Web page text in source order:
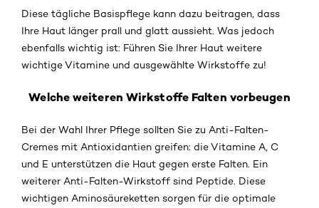
Diese tägliche Basispflege kann dazu beitragen, dass
Ihre Haut länger prall und glatt aussieht. Was jedoch
ebenfalls wichtig ist: Führen Sie Ihrer Haut weitere
wichtige Vitamine und ausgewählte Wirkstoffe zu!
Welche weiteren Wirkstoffe Falten vorbeugen
Bei der Wahl Ihrer Pflege sollten Sie zu Anti-Falten-
Cremes mit Antioxidantien greifen: die Vitamine A, C
und E unterstützen die Haut gegen erste Falten. Ein
weiterer Anti-Falten-Wirkstoff sind Peptide. Diese
wichtigen Aminosäureketten sorgen für die optimale